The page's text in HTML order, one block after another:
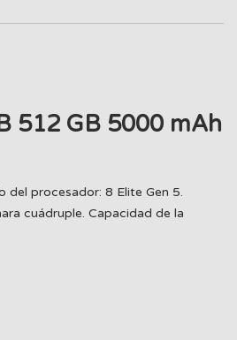
512 GB 5000 mAh
del procesador: 8 Elite Gen 5.
cuádruple. Capacidad de la